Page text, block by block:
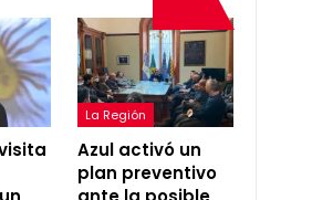
La Región
Azul activó un
plan preventivo